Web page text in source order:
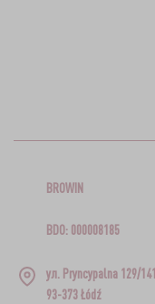
BROWIN
BDO: 000008185
ул. Pryncypalna 129/141
93-373 Łódź